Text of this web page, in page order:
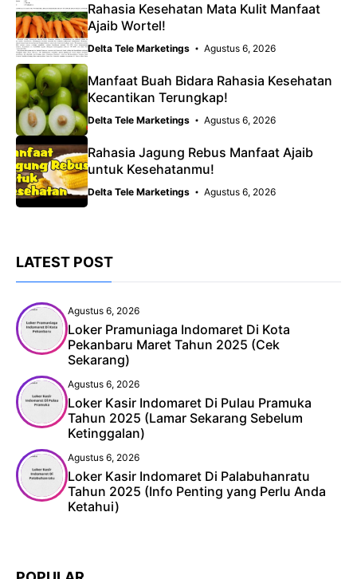
Rahasia Kesehatan Mata Kulit Manfaat
Ajaib Wortel!
Delta Tele Marketings Agustus 6, 2026
Manfaat Buah Bidara Rahasia Kesehatan
Kecantikan Terungkap!
Delta Tele Marketings Agustus 6, 2026
Rahasia Jagung Rebus Manfaat Ajaib
untuk Kesehatanmu!
Delta Tele Marketings Agustus 6, 2026
LATEST POST
Agustus 6, 2026
Loker Pramuniaga Indomaret Di Kota
Pekanbaru Maret Tahun 2025 (Cek
Sekarang)
Agustus 6, 2026
Loker Kasir Indomaret Di Pulau Pramuka
Tahun 2025 (Lamar Sekarang Sebelum
Ketinggalan)
Agustus 6, 2026
Loker Kasir Indomaret Di Palabuhanratu
Tahun 2025 (Info Penting yang Perlu Anda
Ketahui)